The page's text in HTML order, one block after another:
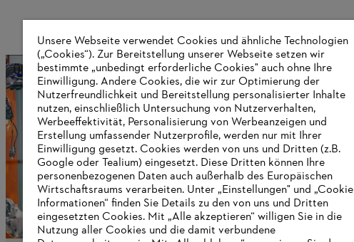
Über STIHL
Informationen für Lieferanten
Produkte
Kontakt
Karriere
Hinweisgebersystem
Unsere Webseite verwendet Cookies und ähnliche Technologien
(„Cookies“). Zur Bereitstellung unserer Webseite setzen wir
bestimmte „unbedingt erforderliche Cookies" auch ohne Ihre
Einwilligung. Andere Cookies, die wir zur Optimierung der
Nutzerfreundlichkeit und Bereitstellung personalisierter Inhalte
nutzen, einschließlich Untersuchung von Nutzerverhalten,
Werbeeffektivität, Personalisierung von Werbeanzeigen und
Erstellung umfassender Nutzerprofile, werden nur mit Ihrer
Einwilligung gesetzt. Cookies werden von uns und Dritten (z.B.
Google oder Tealium) eingesetzt. Diese Dritten können Ihre
personenbezogenen Daten auch außerhalb des Europäischen
Wirtschaftsraums verarbeiten. Unter „Einstellungen" und „Cookie
Informationen“ finden Sie Details zu den von uns und Dritten
eingesetzten Cookies. Mit „Alle akzeptieren“ willigen Sie in die
Nutzung aller Cookies und die damit verbundene